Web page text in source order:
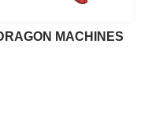
MACHINES